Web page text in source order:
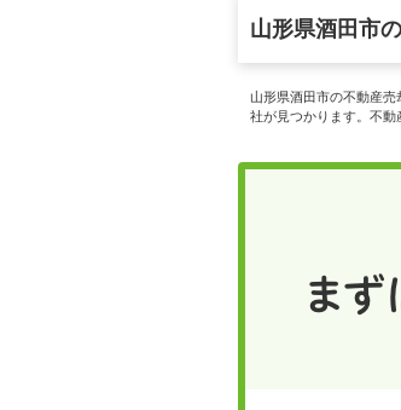
山形県酒田市
山形県酒田市の不動産
社が見つかります。不動